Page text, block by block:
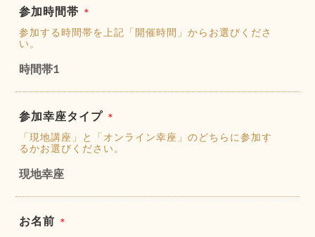
参加時間帯 ＊
参加する時間帯を上記「開催時間」からお選びくださ
い。
時間帯1
参加幸座タイプ ＊
「現地講座」と「オンライン幸座」のどちらに参加す
るかお選びください。
現地幸座
お名前 ＊